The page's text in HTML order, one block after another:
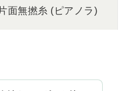
無撚糸 (ピアノラ)